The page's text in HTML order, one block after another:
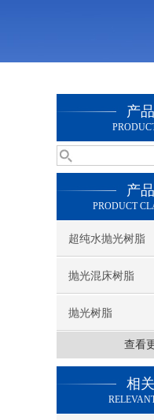
产
产
PRODUCT
超纯水抛光树脂
抛光混床树脂
抛光树脂
查看
相